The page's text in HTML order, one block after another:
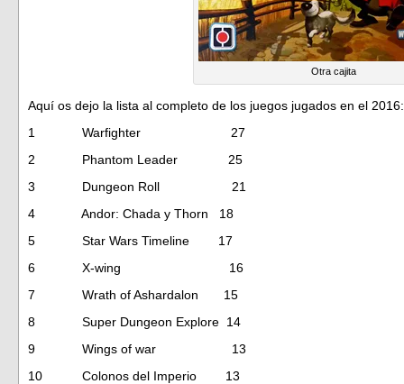
Otra cajita
Aquí os dejo la lista al completo de los juegos jugados en el 2016:
1 Warfighter 27
2 Phantom Leader 25
3 Dungeon Roll 21
4 Andor: Chada y Thorn 18
5 Star Wars Timeline 17
6 X-wing 16
7 Wrath of Ashardalon 15
8 Super Dungeon Explore 14
9 Wings of war 13
10 Colonos del Imperio 13